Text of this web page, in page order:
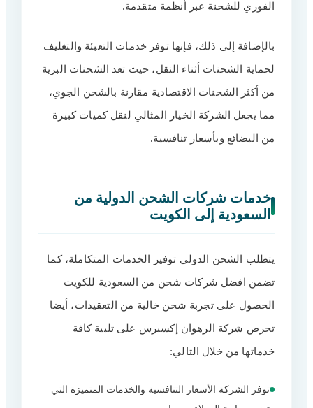
شركات شحن السيارات من السعودية إلى
عوامل اختيار أفضل شركة شحن بري من
السعودية للكويت
10 الخبرة الكافية لراحة العميل
11 تقييمات العملاء السابقة
12 التأمين على الشحنات
الفوري للشحنة عبر أنظمة متقدمة.
بالإضافة إلى ذلك، فإنها توفر خدمات التعبئة والتغليف
لحماية الشحنات أثناء النقل، حيث تعد الشحنات البرية
من أكثر الشحنات الاقتصادية مقارنة بالشحن الجوي،
مما يجعل الشركة الخيار المثالي لنقل كميات كبيرة
من البضائع وبأسعار تنافسية.
خدمات شركات الشحن الدولية من
السعودية إلى الكويت
يتطلب الشحن الدولي توفير الخدمات المتكاملة، كما
تضمن افضل شركات شحن من السعودية للكويت
الحصول على تجربة شحن خالية من التعقيدات، أيضا
تحرص شركة الرهوان إكسبرس على تلبية كافة
خدماتها من خلال التالي:
توفر الشركة الأسعار التنافسية والخدمات المتميزة التي